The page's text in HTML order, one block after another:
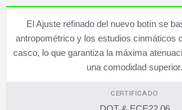
El Ajuste refinado del nuevo botín se
antropométrico y los estudios cinmáticos
casco, lo que garantiza la máxima
una comodidad superior.
CERTIFICADO